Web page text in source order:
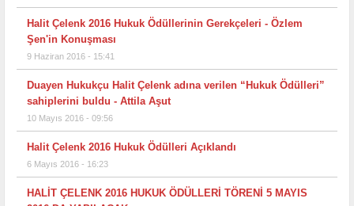
Halit Çelenk 2016 Hukuk Ödüllerinin Gerekçeleri - Özlem
Şen'in Konuşması
9 Haziran 2016 - 15:41
Duayen Hukukçu Halit Çelenk adına verilen “Hukuk Ödülleri”
sahiplerini buldu - Attila Aşut
10 Mayıs 2016 - 09:56
Halit Çelenk 2016 Hukuk Ödülleri Açıklandı
6 Mayıs 2016 - 16:23
HALİT ÇELENK 2016 HUKUK ÖDÜLLERİ TÖRENİ 5 MAYIS